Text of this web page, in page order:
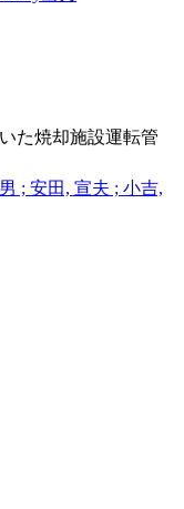
た焼却施設運転管
; 安田, 宣夫 ; 小吉,